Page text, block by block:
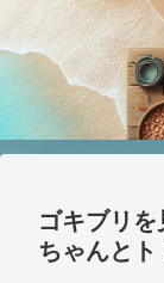
ゴキブリを
ちゃんとト